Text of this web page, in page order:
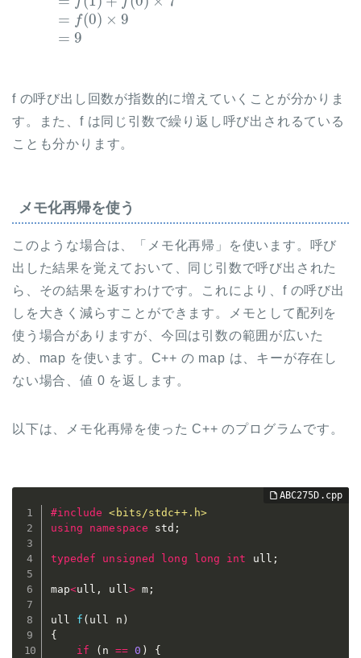
f の呼び出し回数が指数的に増えていくことが分かりま
す。また、f は同じ引数で繰り返し呼び出されるている
ことも分かります。
メモ化再帰を使う
このような場合は、「メモ化再帰」を使います。呼び
出した結果を覚えておいて、同じ引数で呼び出された
ら、その結果を返すわけです。これにより、f の呼び出
しを大きく減らすことができます。メモとして配列を
使う場合がありますが、今回は引数の範囲が広いた
め、map を使います。C++ の map は、キーが存在し
ない場合、値 0 を返します。
以下は、メモ化再帰を使った C++ のプログラムです。
#include
<bits/stdc++.h>
using
namespace std ;
typedef unsigned long long int ull ;
map<ull , ull> m ;
ull f ( ull n )
{
if
( n == 0 )
{